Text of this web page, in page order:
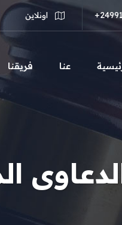
اونلاين
عنا فريقنا